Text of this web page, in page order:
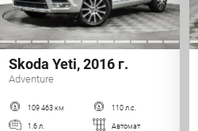
Skoda Yeti, 2016 г.
Adventure
109 463 км 110 л.с.
1.6 л. Автомат